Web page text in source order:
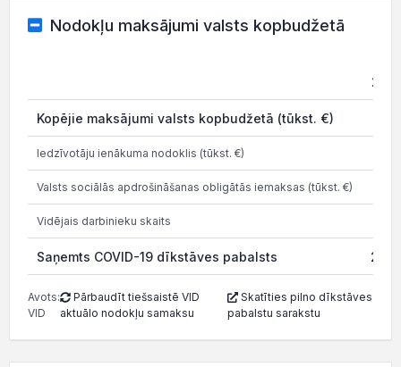
Nodokļu maksājumi valsts kopbudžetā
Kopējie maksājumi valsts kopbudžetā (tūkst. €)
Iedzīvotāju ienākuma nodoklis (tūkst. €)
Valsts sociālās apdrošināšanas obligātās iemaksas (tūkst. €)
Vidējais darbinieku skaits
Saņemts COVID-19 dīkstāves pabalsts
Avots:
VID
Pārbaudīt tiešsaistē VID
aktuālo nodokļu samaksu
Skatīties pilno dīkstāves
pabalstu sarakstu